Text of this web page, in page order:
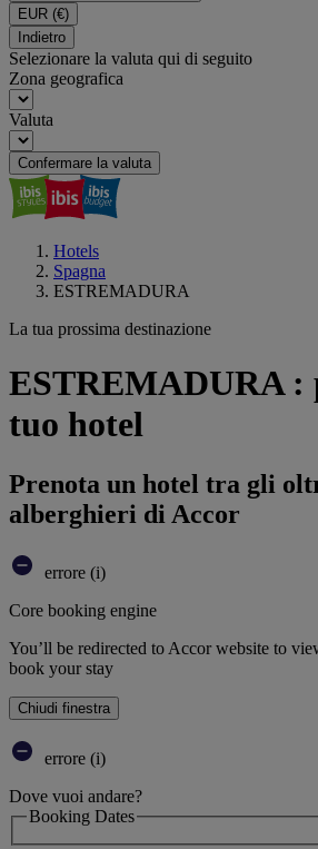
EUR (€)
Indietro
Selezionare la valuta qui di seguito
Zona geografica
Valuta
Confermare la valuta
Hotels
Spagna
ESTREMADURA
La tua prossima destinazione
ESTREMADURA :
tuo hotel
Prenota un hotel tra gli
alberghieri di Accor
errore (i)
Core booking engine
You’ll be redirected to Accor website to
book your stay
Chiudi finestra
errore (i)
Dove vuoi andare?
Booking Dates